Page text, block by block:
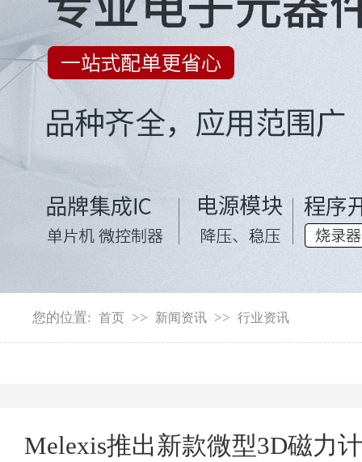
查看更多 查看更多
您的位置: 首页 >> 新闻资讯 >> 行业资讯
Melexis推出新款微型3D磁力